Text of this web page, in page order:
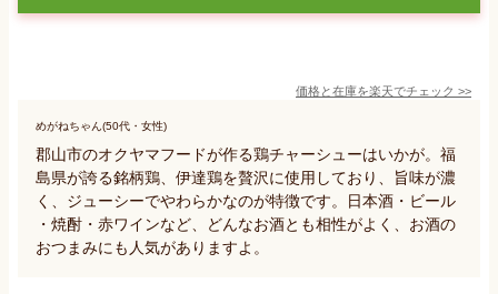
価格と在庫を楽天でチェック >>
めがねちゃん(50代・女性)
郡山市のオクヤマフードが作る鶏チャーシューはいかが。福
島県が誇る銘柄鶏、伊達鶏を贅沢に使用しており、旨味が濃
く、ジューシーでやわらかなのが特徴です。日本酒・ビール
・焼酎・赤ワインなど、どんなお酒とも相性がよく、お酒の
おつまみにも人気がありますよ。